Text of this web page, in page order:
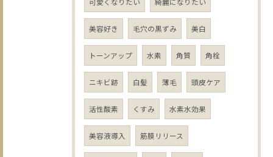
美容好き 毛穴の黒ずみ 美白
トーンアップ 水素 角質 角栓
ニキビ跡 白髪 薄毛 頭皮ケア
活性酸素 くすみ 水素水効果
美容液導入 筋膜リリース